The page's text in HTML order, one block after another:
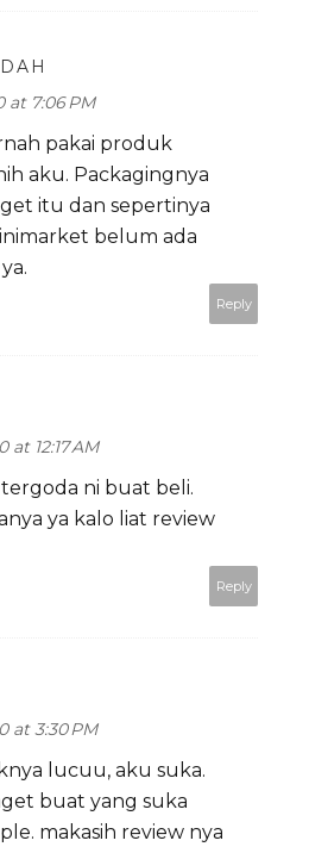
at 7:06 PM
pakai produk
aku. Packagingnya
itu dan sepertinya
belum ada
Reply
at 12:17 AM
ni buat beli.
ya kalo liat review
Reply
at 3:30 PM
lucuu, aku suka.
buat yang suka
makasih review nya